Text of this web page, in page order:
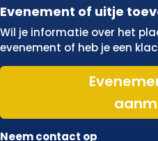
Evenement of uitje
Wil je informatie over het
evenement of heb je een
Neem contact op